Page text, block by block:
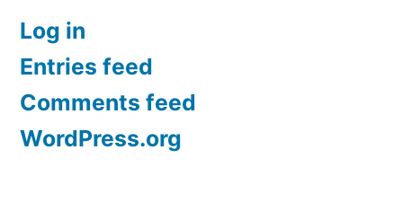
Log in
Entries feed
Comments feed
WordPress.org